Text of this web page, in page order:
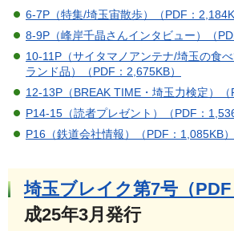
6-7P（特集/埼玉宙散歩）（PDF：
8-9P（峰岸千晶さんインタビュー）（
10-11P（サイタマノアンテナ/埼玉の食
ランド品）（PDF：2,675KB）
12-13P（BREAK TIME・埼玉力検定）（
P14-15（読者プレゼント）（PDF：
P16（鉄道会社情報）（PDF：1,085KB）
埼玉ブレイク第7号（PDF
成25年3月発行